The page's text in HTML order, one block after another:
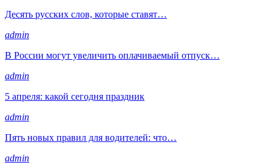
Десять русских слов, которые ставят…
admin
В России могут увеличить оплачиваемый отпуск…
admin
5 апреля: какой сегодня праздник
admin
Пять новых правил для водителей: что…
admin